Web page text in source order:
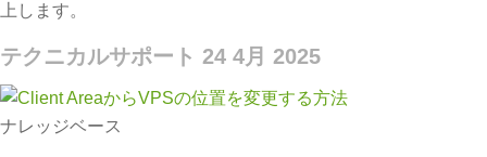
上します。
テクニカルサポート 24 4月 2025
ナレッジベース